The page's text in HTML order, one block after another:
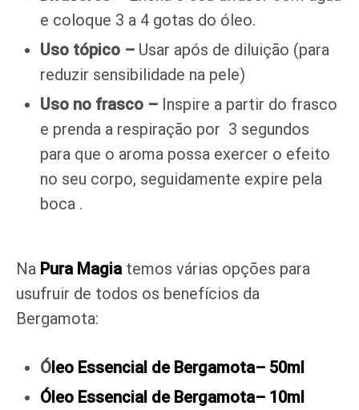
e coloque 3 a 4 gotas do óleo.
Uso tópico – Usar após de diluição (para
reduzir sensibilidade na pele)
Uso no frasco – Inspire a partir do frasco
e prenda a respiração por 3 segundos
para que o aroma possa exercer o efeito
no seu corpo, seguidamente expire pela
boca .
Na Pura Magiatemos várias opções para
usufruir de todos os benefícios da
Bergamota:
Óleo Essencial de Bergamota– 50ml
Óleo Essencial de Bergamota– 10ml